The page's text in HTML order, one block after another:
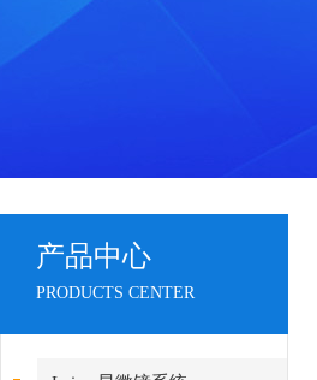
产品中心
PRODUCTS CENTER